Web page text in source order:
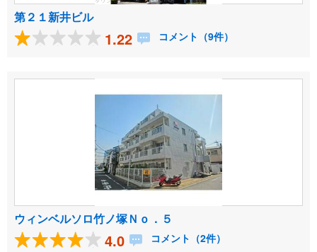
第２１新井ビル
1.22 コメント（9件）
ウィンベルソロ竹ノ塚Ｎｏ．５
4.0 コメント（2件）